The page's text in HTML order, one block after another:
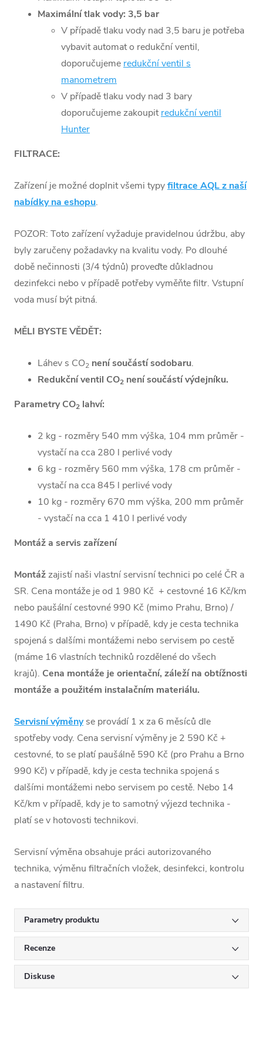
Maximální tlak vody: 3,5 bar
V případě tlaku vody nad 3,5 baru je potřeba
vybavit automat o redukční ventil,
doporučujeme redukční ventil s
manometrem
V případě tlaku vody nad 3 bary
doporučujeme zakoupitredukční ventil
Hunter
FILTRACE:
Zařízení je možné doplnit všemi typyfiltrace AQL z naší
nabídky na eshopu.
POZOR: Toto zařízení vyžaduje pravidelnou údržbu, aby
byly zaručeny požadavky na kvalitu vody. Po dlouhé
době nečinnosti (3/4 týdnů) proveďte důkladnou
dezinfekci nebo v případě potřeby vyměňte filtr. Vstupní
voda musí být pitná.
MĚLI BYSTE VĚDĚT:
Láhev s CO2 není součástí sodobaru.
Redukční ventil CO2 není součástí výdejníku.
Parametry CO2 lahví:
2 kg - rozměry 540 mm výška, 104 mm průměr -
vystačí na cca 280 l perlivé vody
6 kg - rozměry 560 mm výška, 178 cm průměr -
vystačí na cca 845 l perlivé vody
10 kg - rozměry 670 mm výška, 200 mm průměr
- vystačí na cca 1 410 l perlivé vody
Montáž a servis zařízení
Montážzajistí naši vlastní servisní technici po celé ČR a
SR. Cena montáže je od 1 980 Kč + cestovné 16 Kč/km
nebo paušální cestovné 990 Kč (mimo Prahu, Brno) /
1490 Kč (Praha, Brno) v případě, kdy je cesta technika
spojená s dalšími montážemi nebo servisem po cestě
(máme 16 vlastních techniků rozdělené do všech
krajů). Cena montáže je orientační, záleží na obtížnosti
montáže a použitém instalačním materiálu.
Servisní výměnyse provádí 1 x za 6 měsíců dle
spotřeby vody. Cena servisní výměny je 2 590 Kč +
cestovné, to se platí paušálně 590 Kč (pro Prahu a Brno
990 Kč) v případě, kdy je cesta technika spojená s
dalšími montážemi nebo servisem po cestě. Nebo 14
Kč/km v případě, kdy je to samotný výjezd technika -
platí se v hotovosti technikovi.
Servisní výměna obsahuje práci autorizovaného
technika, výměnu filtračních vložek, desinfekci, kontrolu
a nastavení filtru.
Parametry produktu
Recenze
Diskuse